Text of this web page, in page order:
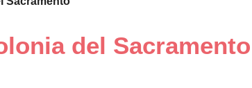
del Sacramento